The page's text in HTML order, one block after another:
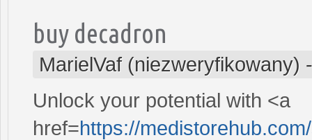
buy decadron
MarielVaf (niezweryfikowany)
Unlock your potential with <a
href=https://